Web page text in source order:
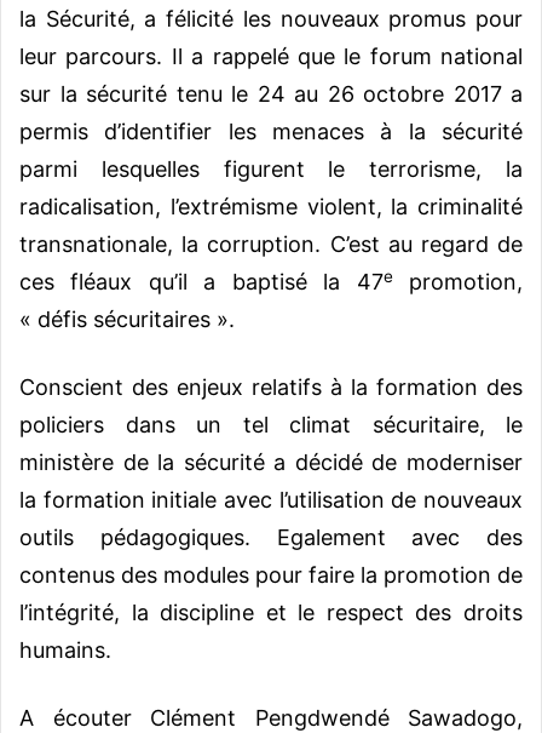
la Sécurité, a félicité les nouveaux promus pour
leur parcours. Il a rappelé que le forum national
sur la sécurité tenu le 24 au 26 octobre 2017 a
permis d’identifier les menaces à la sécurité
parmi lesquelles figurent le terrorisme, la
radicalisation, l’extrémisme violent, la criminalité
transnationale, la corruption. C’est au regard de
ces fléaux qu’il a baptisé la 47epromotion,
« défis sécuritaires ».
Conscient des enjeux relatifs à la formation des
policiers dans un tel climat sécuritaire, le
ministère de la sécurité a décidé de moderniser
la formation initiale avec l’utilisation de nouveaux
outils pédagogiques. Egalement avec des
contenus des modules pour faire la promotion de
l’intégrité, la discipline et le respect des droits
humains.
A écouter Clément Pengdwendé Sawadogo,